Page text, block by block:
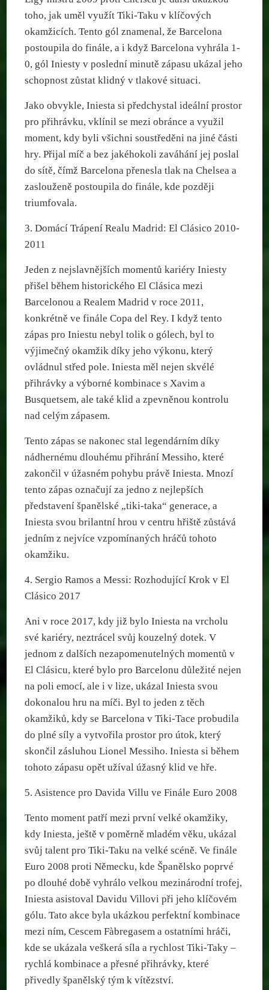
toho, jak uměl využít Tiki-Taku v klíčových
okamžicích. Tento gól znamenal, že Barcelona
postoupila do finále, a i když Barcelona vyhrála 1-
0, gól Iniesty v poslední minutě zápasu ukázal jeho
schopnost zůstat klidný v tlakové situaci.
Jako obvykle, Iniesta si předchystal ideální prostor
pro přihrávku, vklínil se mezi obránce a využil
moment, kdy byli všichni soustředěni na jiné části
hry. Přijal míč a bez jakéhokoli zaváhání jej poslal
do sítě, čímž Barcelona přenesla tlak na Chelsea a
zaslouženě postoupila do finále, kde později
triumfovala.
3. Domácí Trápení Realu Madrid: El Clásico 2010-
2011
Jeden z nejslavnějších momentů kariéry Iniesty
přišel během historického El Clásica mezi
Barcelonou a Realem Madrid v roce 2011,
konkrétně ve finále Copa del Rey. I když tento
zápas pro Iniestu nebyl tolik o gólech, byl to
výjimečný okamžik díky jeho výkonu, který
ovládnul střed pole. Iniesta měl nejen skvélé
přihrávky a výborné kombinace s Xavim a
Busquetsem, ale také klid a zpevněnou kontrolu
nad celým zápasem.
Tento zápas se nakonec stal legendárním díky
nádhernému dlouhému přihrání Messiho, které
zakončil v úžasném pohybu právě Iniesta. Mnozí
tento zápas označují za jedno z nejlepších
představení španělské „tiki-taka“ generace, a
Iniesta svou brilantní hrou v centru hřiště zůstává
jedním z nejvíce vzpomínaných hráčů tohoto
okamžiku.
4. Sergio Ramos a Messi: Rozhodující Krok v El
Clásico 2017
Ani v roce 2017, kdy již bylo Iniesta na vrcholu
své kariéry, neztrácel svůj kouzelný dotek. V
jednom z dalších nezapomenutelných momentů v
El Clásicu, které bylo pro Barcelonu důležité nejen
na poli emocí, ale i v lize, ukázal Iniesta svou
dokonalou hru na míči. Byl to jeden z těch
okamžiků, kdy se Barcelona v Tiki-Tace probudila
do plné síly a vytvořila prostor pro útok, který
skončil zásluhou Lionel Messiho. Iniesta si během
tohoto zápasu opět užíval úžasný klid ve hře.
5. Asistence pro Davida Villu ve Finále Euro 2008
Tento moment patří mezi první velké okamžiky,
kdy Iniesta, ještě v poměrně mladém věku, ukázal
svůj talent pro Tiki-Taku na velké scéně. Ve finále
Euro 2008 proti Německu, kde Španělsko poprvé
po dlouhé době vyhrálo velkou mezinárodní trofej,
Iniesta asistoval Davidu Villovi při jeho klíčovém
gólu. Tato akce byla ukázkou perfektní kombinace
mezi ním, Cescem Fàbregasem a ostatními hráči,
kde se ukázala veškerá síla a rychlost Tiki-Taky –
rychlá kombinace a přesné přihrávky, které
přivedly španělský tým k vítězství.